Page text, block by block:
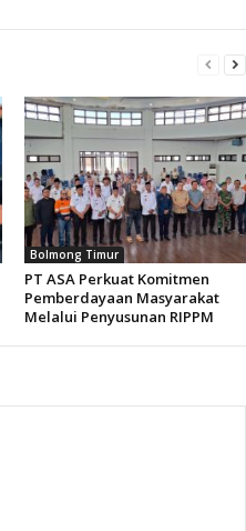
Bolmong Timur
PT ASA Perkuat Komitmen
Pemberdayaan Masyarakat
Melalui Penyusunan RIPPM